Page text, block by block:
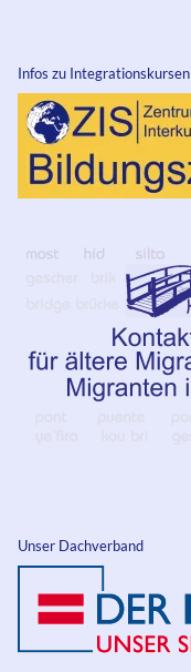
Infos zu Integrationskursen
Unser Dachverband